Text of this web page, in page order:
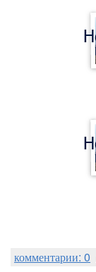
комментарии: 0